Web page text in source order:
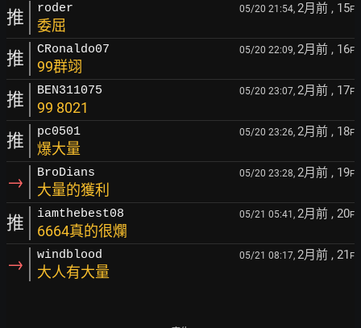
推 roder 05/20 21:54, 2月前 , 15F
委屈
推 CRonaldo07 05/20 22:09, 2月前 , 16F
99群翊
推 BEN311075 05/20 23:07, 2月前 , 17F
99 8021
推 pc0501 05/20 23:26, 2月前 , 18F
爆大量
→ BroDians 05/20 23:28, 2月前 , 19F
大量的獲利
推 iamthebest08 05/21 05:41, 2月前 , 20F
6664真的很爛
→ windblood 05/21 08:17, 2月前 , 21 F
大人有大量